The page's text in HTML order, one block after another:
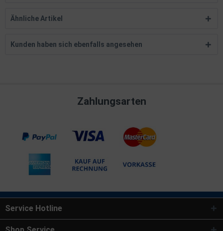
Ähnliche Artikel
Kunden haben sich ebenfalls angesehen
Zahlungsarten
Service Hotline